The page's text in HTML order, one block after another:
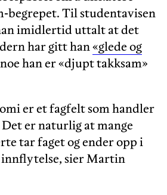
begrepet. Til studentavisen
imidlertid uttalt at det
har gitt han«glede og
han er «djupt takksam»
er et fagfelt som handler
er naturlig at mange
tar faget og ender opp i
sier Martin